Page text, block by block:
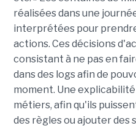
réalisées dans une
interprétées pour
actions. Ces décisions
consistant à ne pas en
dans des logs afin de
moment. Une
métiers, afin qu'ils
des règles ou ajouter des